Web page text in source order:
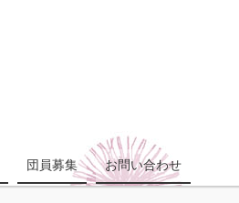
団員募集 お問い合わせ